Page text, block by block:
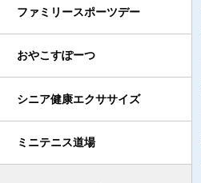
ファミリースポーツデー
おやこすぽーつ
シニア健康エクササイズ
ミニテニス道場